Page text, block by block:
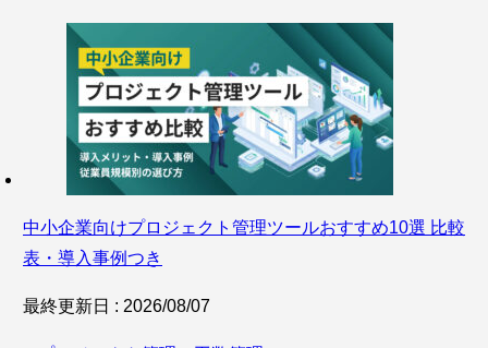
中小企業向けプロジェクト管理ツールおすすめ10選 比較
表・導入事例つき
最終更新日 : 2026/08/07